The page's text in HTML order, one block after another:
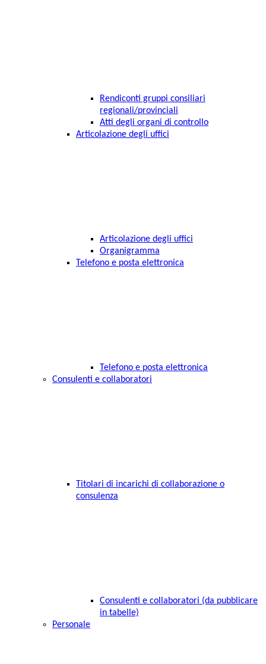
Rendiconti gruppi consiliari
regionali/provinciali
Atti degli organi di controllo
Articolazione degli uffici
Articolazione degli uffici
Organigramma
Telefono e posta elettronica
Telefono e posta elettronica
Consulenti e collaboratori
Titolari di incarichi di collaborazione o
consulenza
Consulenti e collaboratori (da pubblicare
in tabelle)
Personale